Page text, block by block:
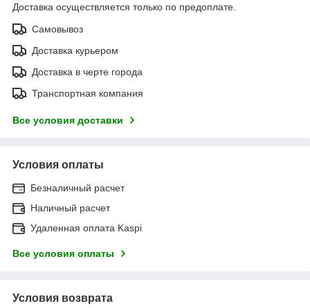
Доставка осуществляется только по предоплате.
Самовывоз
Доставка курьером
Доставка в черте города
Транспортная компания
Все условия доставки
Условия оплаты
Безналичный расчет
Наличный расчет
Удаленная оплата Kaspi
Все условия оплаты
Условия возврата